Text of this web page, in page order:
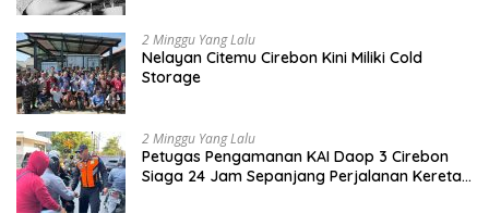
2 Minggu Yang Lalu
Nelayan Citemu Cirebon Kini Miliki Cold
Storage
2 Minggu Yang Lalu
Petugas Pengamanan KAI Daop 3 Cirebon
Siaga 24 Jam Sepanjang Perjalanan Kereta